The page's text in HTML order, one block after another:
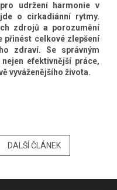
udržení harmonie v
o cirkadiánní rytmy.
zdrojů a porozumění
přinést celkové zlepšení
zdraví. Se správným
efektivnější práce,
vyváženějšího života.
DALŠÍ ČLÁNEK